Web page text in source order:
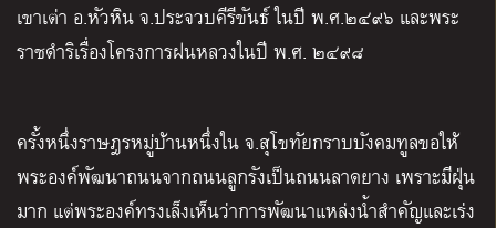
เขาเต่า อ.หัวหิน จ.ประจวบคีรีขันธ์ ในปี พ.ศ.๒๔๙๖ และพระ
ราชดำริเรื่องโครงการฝนหลวงในปี พ.ศ. ๒๔๙๘
ครั้งหนึ่งราษฎรหมู่บ้านหนึ่งใน จ.สุโขทัยกราบบังคมทูลขอให้
พระองค์พัฒนาถนนจากถนนลูกรังเป็นถนนลาดยาง เพราะมีฝุ่น
มาก แต่พระองค์ทรงเล็งเห็นว่าการพัฒนาแหล่งน้ำสำคัญและเร่ง